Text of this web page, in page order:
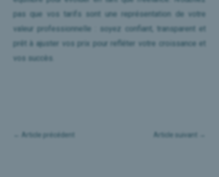
pas que vos tarifs sont une représentation de votre
valeur professionnelle : soyez confiant, transparent et
prêt à ajuster vos prix pour refléter votre croissance et
vos succès.
Article précédent Article suivant